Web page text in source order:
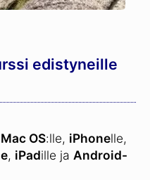
edistyneille
Mac OS:lle, iPhonelle,
, iPadille ja Android-